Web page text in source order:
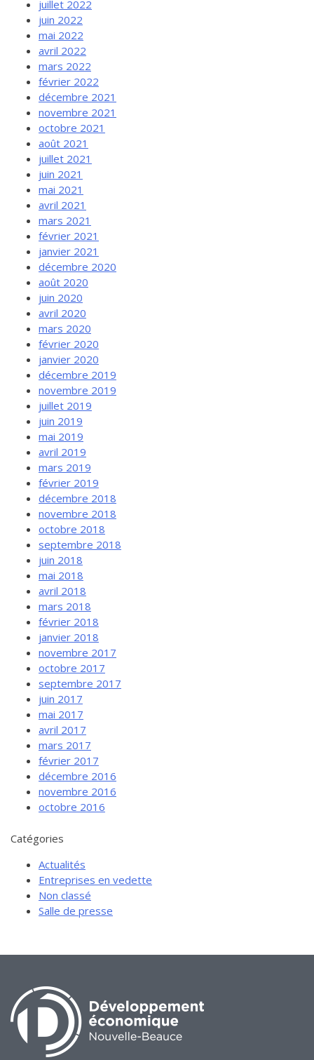
juillet 2022
juin 2022
mai 2022
avril 2022
mars 2022
février 2022
décembre 2021
novembre 2021
octobre 2021
août 2021
juillet 2021
juin 2021
mai 2021
avril 2021
mars 2021
février 2021
janvier 2021
décembre 2020
août 2020
juin 2020
avril 2020
mars 2020
février 2020
janvier 2020
décembre 2019
novembre 2019
juillet 2019
juin 2019
mai 2019
avril 2019
mars 2019
février 2019
décembre 2018
novembre 2018
octobre 2018
septembre 2018
juin 2018
mai 2018
avril 2018
mars 2018
février 2018
janvier 2018
novembre 2017
octobre 2017
septembre 2017
juin 2017
mai 2017
avril 2017
mars 2017
février 2017
décembre 2016
novembre 2016
octobre 2016
Catégories
Actualités
Entreprises en vedette
Non classé
Salle de presse